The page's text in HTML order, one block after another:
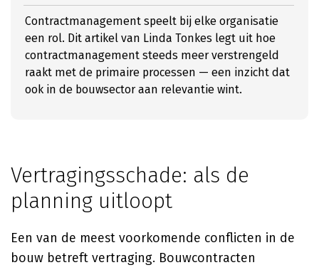
Contractmanagement speelt bij elke organisatie
een rol. Dit artikel van Linda Tonkes legt uit hoe
contractmanagement steeds meer verstrengeld
raakt met de primaire processen — een inzicht dat
ook in de bouwsector aan relevantie wint.
Vertragingsschade: als de
planning uitloopt
Een van de meest voorkomende conflicten in de
bouw betreft vertraging. Bouwcontracten